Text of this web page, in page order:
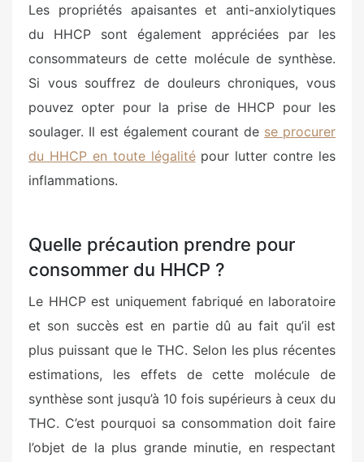
Les propriétés apaisantes et anti-anxiolytiques
du HHCP sont également appréciées par les
consommateurs de cette molécule de synthèse.
Si vous souffrez de douleurs chroniques, vous
pouvez opter pour la prise de HHCP pour les
soulager. Il est également courant de se procurer
du HHCP en toute légalitépour lutter contre les
inflammations.
Quelle précaution prendre pour
consommer du HHCP ?
Le HHCP est uniquement fabriqué en laboratoire
et son succès est en partie dû au fait qu’il est
plus puissant que le THC. Selon les plus récentes
estimations, les effets de cette molécule de
synthèse sont jusqu’à 10 fois supérieurs à ceux du
THC. C’est pourquoi sa consommation doit faire
l’objet de la plus grande minutie, en respectant